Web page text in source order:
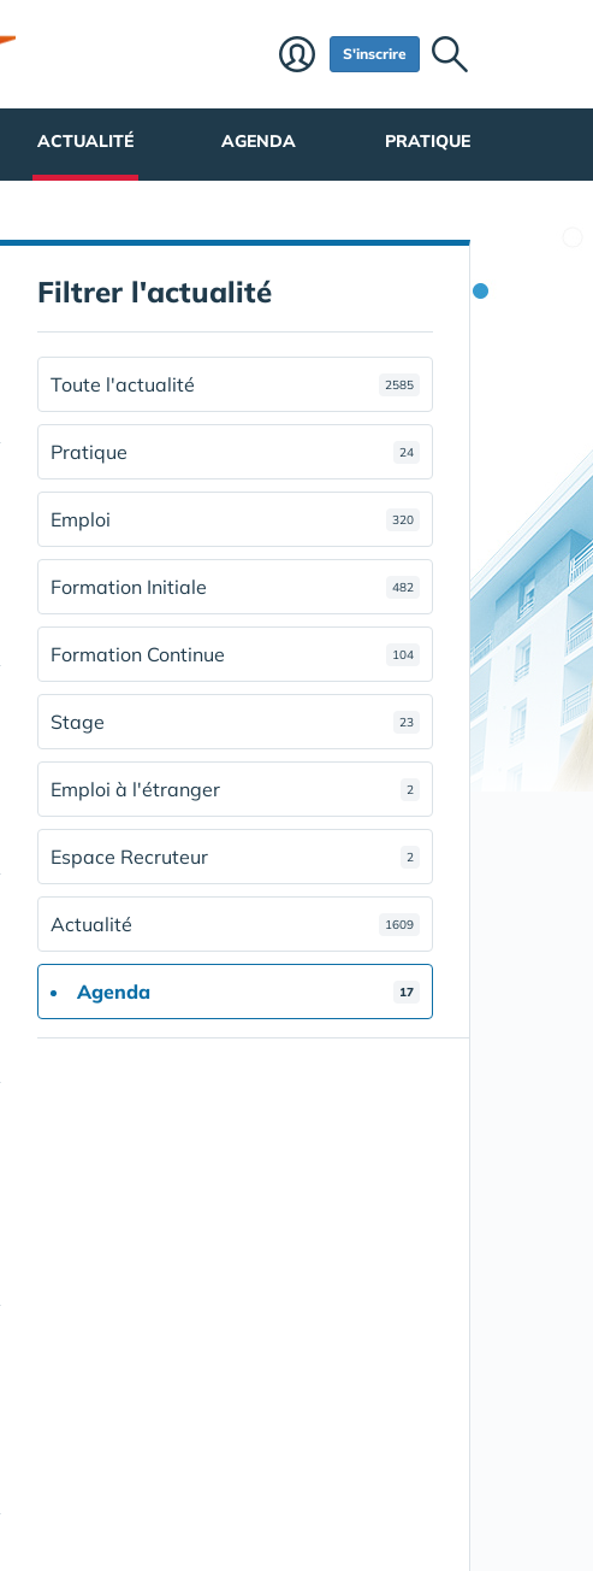
S'inscrire
ACTUALITÉ AGENDA PRATIQUE
Filtrer l'actualité
Toute l'actualité 2585
Pratique 24
Emploi 320
Formation Initiale 482
Formation Continue 104
Stage 23
Emploi à l'étranger 2
Espace Recruteur 2
Actualité 1609
Agenda 17